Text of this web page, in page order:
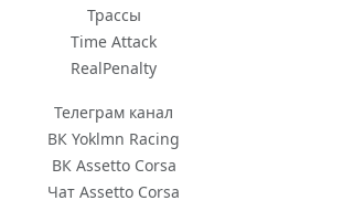
Трассы
Time Attack
RealPenalty
Телеграм канал
ВК Yoklmn Racing
ВК Assetto Corsa
Чат Assetto Corsa